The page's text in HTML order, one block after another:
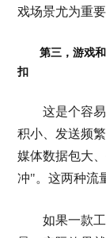
戏场景尤为重要
第三，游戏
扣
这是个容
积小、发送频
媒体数据包大
冲"。这两种流
如果一款